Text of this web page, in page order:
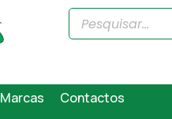
Marcas Contactos